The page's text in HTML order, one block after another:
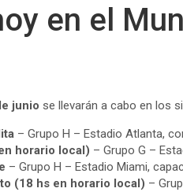
en el
junio se llevarán a cabo en los
– Grupo H – Estadio Atlanta,
horario local) – Grupo G –
– Grupo H – Estadio Miami,
(18 hs en horario local) –